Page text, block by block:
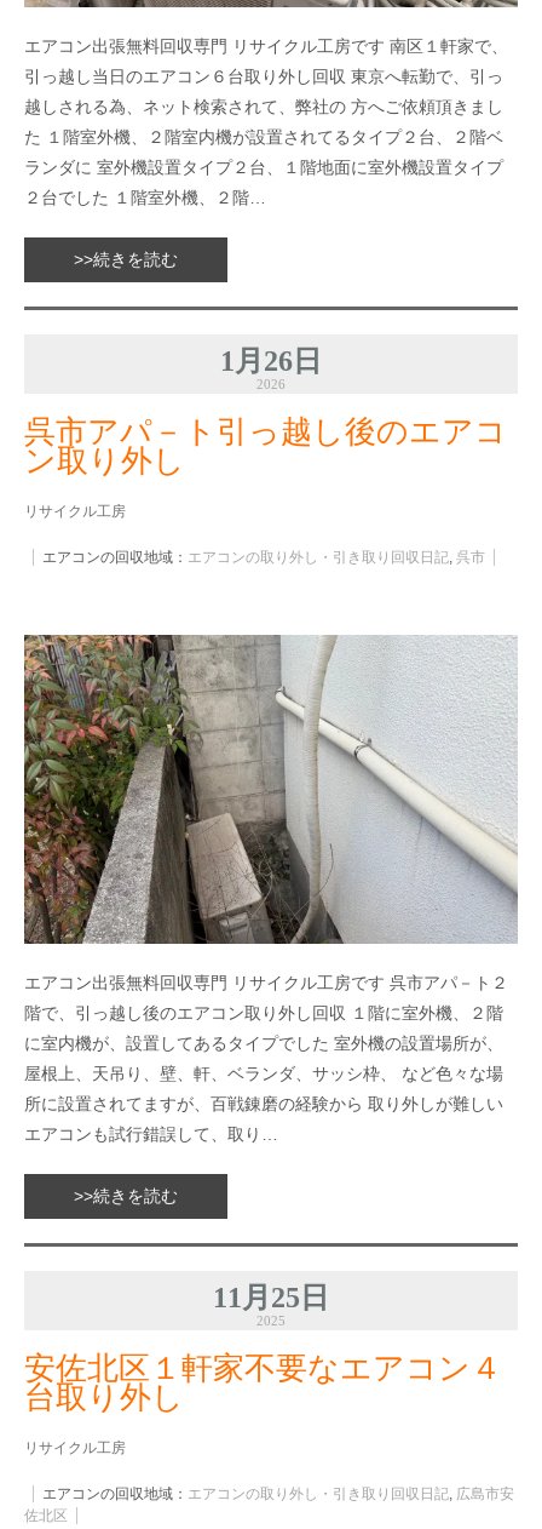
エアコン出張無料回収専門 リサイクル工房です 南区１軒家で、
引っ越し当日のエアコン６台取り外し回収 東京へ転勤で、引っ
越しされる為、ネット検索されて、弊社の 方へご依頼頂きまし
た １階室外機、２階室内機が設置されてるタイプ２台、２階ベ
ランダに 室外機設置タイプ２台、１階地面に室外機設置タイプ
２台でした １階室外機、２階…
>>続きを読む
1月26日
2026
呉市アパ－ト引っ越し後のエアコ
ン取り外し
リサイクル工房
エアコンの回収地域： エアコンの取り外し・引き取り回収日記, 呉市
エアコン出張無料回収専門 リサイクル工房です 呉市アパ－ト２
階で、引っ越し後のエアコン取り外し回収 １階に室外機、２階
に室内機が、設置してあるタイプでした 室外機の設置場所が、
屋根上、天吊り、壁、軒、ベランダ、サッシ枠、 など色々な場
所に設置されてますが、百戦錬磨の経験から 取り外しが難しい
エアコンも試行錯誤して、取り…
>>続きを読む
11月25日
2025
安佐北区１軒家不要なエアコン４
台取り外し
リサイクル工房
エアコンの回収地域： エアコンの取り外し・引き取り回収日記 広島市安
佐北区